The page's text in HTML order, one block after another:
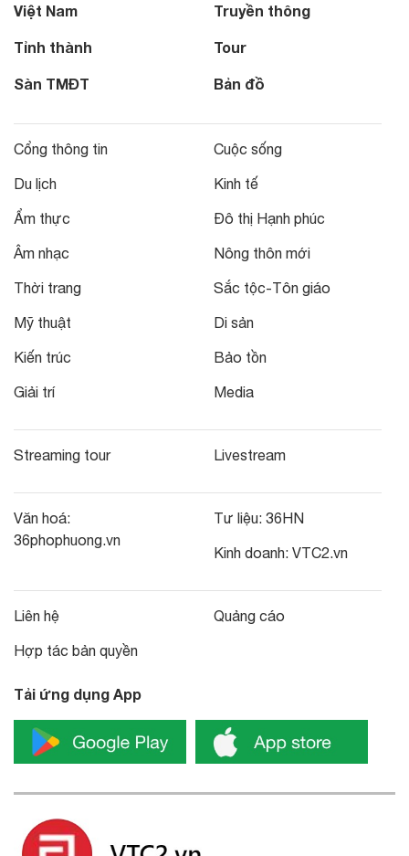
Việt Nam
Tỉnh thành
Sàn TMĐT
Truyền thông
Tour
Bản đồ
Cổng thông tin
Du lịch
Ẩm thực
Âm nhạc
Thời trang
Mỹ thuật
Kiến trúc
Giải trí
Cuộc sống
Kinh tế
Đô thị Hạnh phúc
Nông thôn mới
Sắc tộc-Tôn giáo
Di sản
Bảo tồn
Media
Streaming tour Livestream
Văn hoá:
36phophuong.vn
Tư liệu: 36HN
Kinh doanh: VTC2.vn
Liên hệ
Hợp tác bản quyền
Quảng cáo
Tải ứng dụng App